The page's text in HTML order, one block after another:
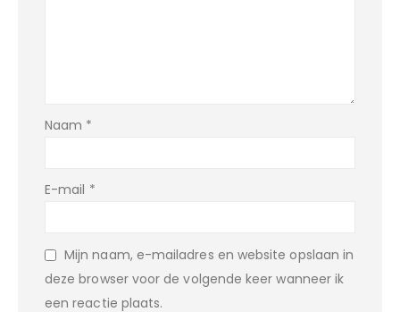
Naam *
E-mail *
Mijn naam, e-mailadres en website opslaan in
deze browser voor de volgende keer wanneer ik
een reactie plaats.